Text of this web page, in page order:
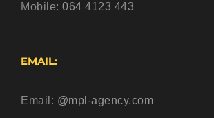
Mobile: 064 4123 443
EMAIL:
Email: @mpl-agency.com